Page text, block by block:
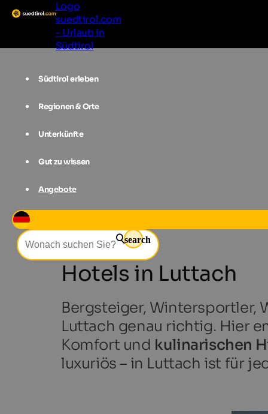
Logo
suedtirol.com
- Urlaub in
Südtirol
Südtirol erleben
Regionen & Orte
Unterkünfte
Gut zu wissen
Angebote
search
Hotels in Luttach
Bergsteiger, Wintersportler,
Luttach genau richtig. Hier
Komfort und kulinarischen
luxuriös – in Luttach ist für